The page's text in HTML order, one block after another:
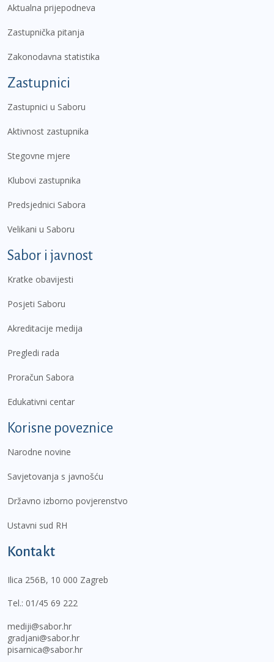
Aktualna prijepodneva
Zastupnička pitanja
Zakonodavna statistika
Zastupnici
Zastupnici u Saboru
Aktivnost zastupnika
Stegovne mjere
Klubovi zastupnika
Predsjednici Sabora
Velikani u Saboru
Sabor i javnost
Kratke obavijesti
Posjeti Saboru
Akreditacije medija
Pregledi rada
Proračun Sabora
Edukativni centar
Korisne poveznice
Narodne novine
Savjetovanja s javnošću
Državno izborno povjerenstvo
Ustavni sud RH
Kontakt
Ilica 256B, 10 000 Zagreb
Tel.: 01/45 69 222
mediji@sabor.hr
gradjani@sabor.hr
pisarnica@sabor.hr